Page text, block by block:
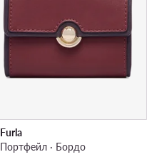
Furla
Портфейл · Бордо